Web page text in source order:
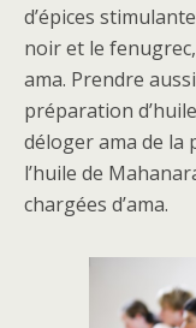
d’épices
noir et le
ama. Prendre
préparation
déloger ama de la
l’huile de
chargées d’ama.